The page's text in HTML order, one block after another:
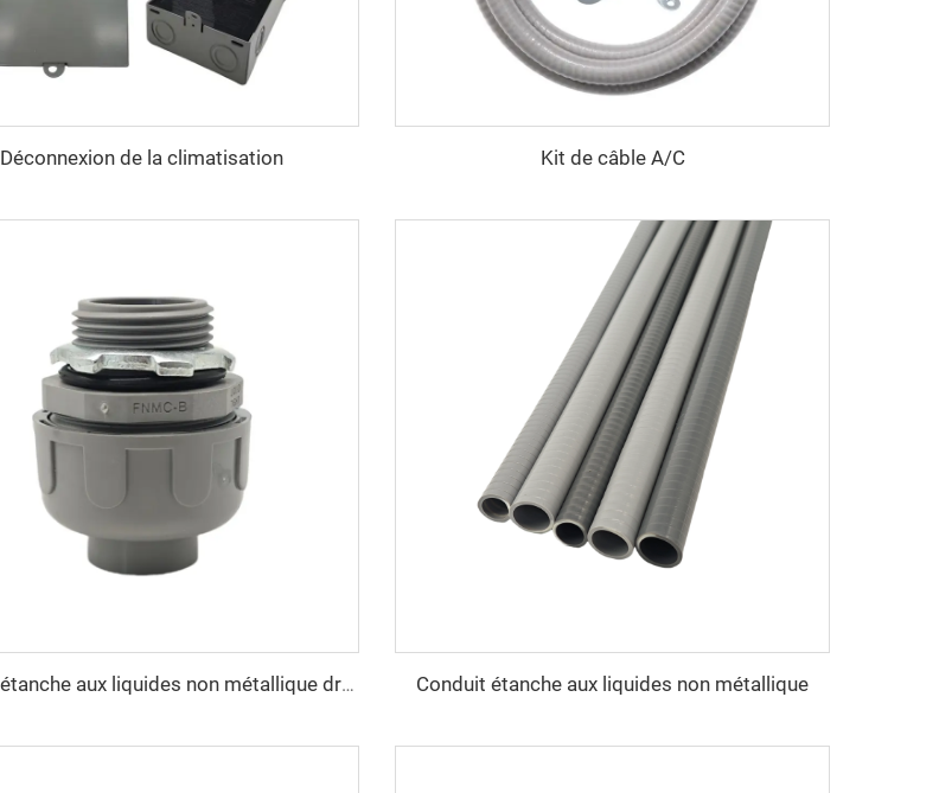
Déconnexion de la climatisation Kit de câble A/C
Conduit étanche aux liquides non métallique droit Conduit étanche aux liquides non métallique